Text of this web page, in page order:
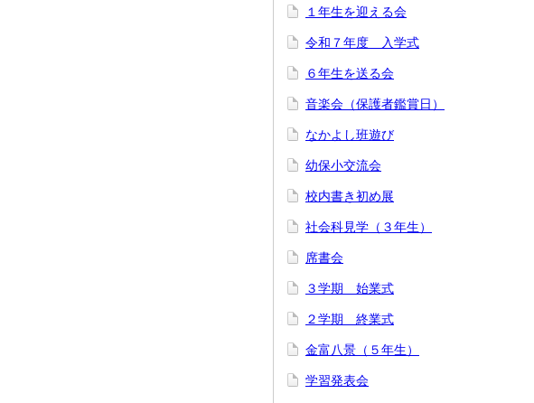
１年生を迎える会
令和７年度 入学式
６年生を送る会
音楽会（保護者鑑賞日）
なかよし班遊び
幼保小交流会
校内書き初め展
社会科見学（３年生）
席書会
３学期 始業式
２学期 終業式
金富八景（５年生）
学習発表会